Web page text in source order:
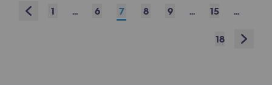
Raccordement au réseau de gaz
Prev 1 ... 6 7 8 9 ... 15 ...
18 Next